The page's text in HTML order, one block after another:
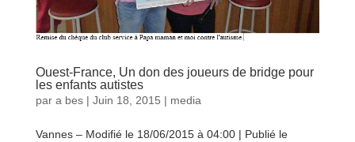
Ouest-France, Un don des joueurs de bridge pour
les enfants autistes
par a bes| Juin 18, 2015 | media
Vannes – Modifié le 18/06/2015 à 04:00 | Publié le